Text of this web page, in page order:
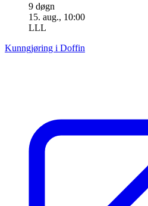
9 døgn
15. aug., 10:00
LLL
Kunngjøring i Doffin